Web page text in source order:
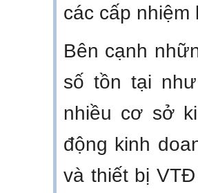
các cấp nhiệm
Bên cạnh
số tồn tại
nhiều cơ sở
động kinh
và thiết bị